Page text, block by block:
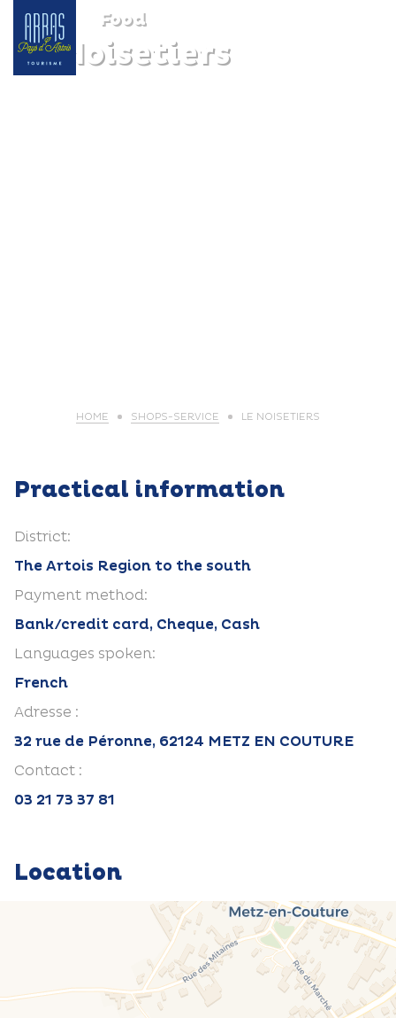
Food
Le Noisetiers
HOME SHOPS-SERVICE LE NOISETIERS
Practical information
District:
The Artois Region to the south
Payment method:
Bank/credit card, Cheque, Cash
Languages spoken:
French
Adresse :
32 rue de Péronne, 62124 METZ EN COUTURE
Contact :
03 21 73 37 81
Location